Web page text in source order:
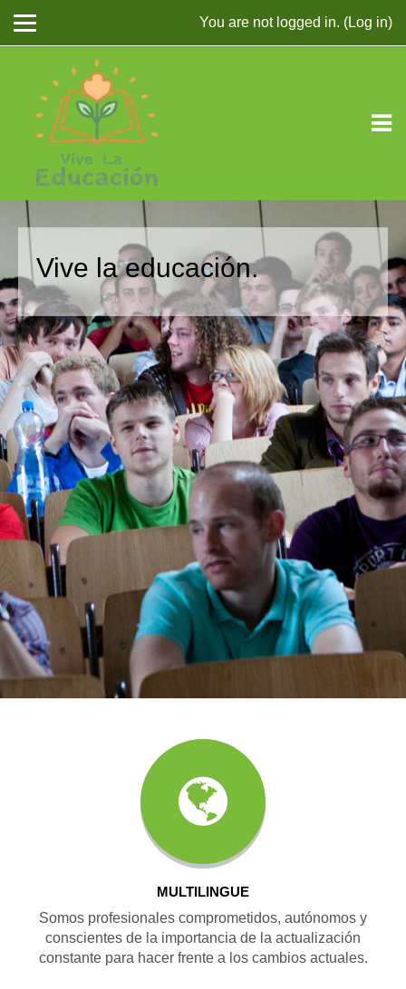
Skip to main content
You are not logged in. (Log in)
Vive la educación.
MULTILINGUE
Somos profesionales comprometidos, autónomos y
conscientes de la importancia de la actualización
constante para hacer frente a los cambios actuales.